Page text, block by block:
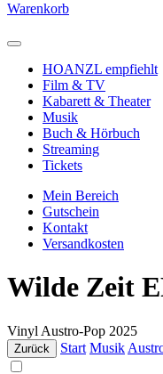
Warenkorb
HOANZL empfiehlt
Film & TV
Kabarett & Theater
Musik
Buch & Hörbuch
Streaming
Tickets
Mein Bereich
Gutschein
Kontakt
Versandkosten
Wilde Zeit
Vinyl Austro-Pop 2025
Zurück Start Musik